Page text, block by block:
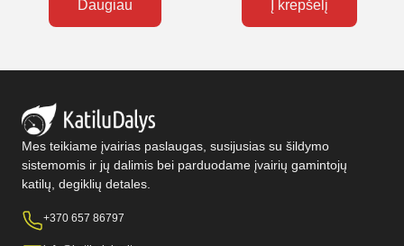
Daugiau Į krepšelį
Mes teikiame įvairias paslaugas, susijusias su šildymo
sistemomis ir jų dalimis bei parduodame įvairių gamintojų
katilų, degiklių detales.
+370 657 86797